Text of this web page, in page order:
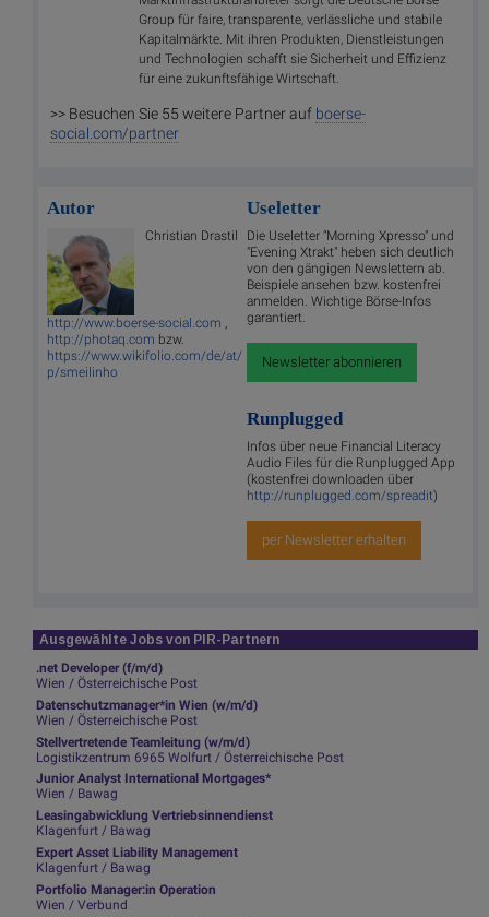
Group für faire, transparente, verlässliche und stabile
Kapitalmärkte. Mit ihren Produkten, Dienstleistungen
und Technologien schafft sie Sicherheit und Effizienz
für eine zukunftsfähige Wirtschaft.
>> Besuchen Sie 55 weitere Partner auf boerse-
social.com/partner
Autor
Christian Drastil
http://www.boerse-social.com ,
http://photaq.com bzw.
https://www.wikifolio.com/de/at/
p/smeilinho
Useletter
Die Useletter "Morning Xpresso" und
"Evening Xtrakt" heben sich deutlich
von den gängigen Newslettern ab.
Beispiele ansehen bzw. kostenfrei
anmelden. Wichtige Börse-Infos
garantiert.
Newsletter abonnieren
Runplugged
Infos über neue Financial Literacy
Audio Files für die Runplugged App
(kostenfrei downloaden über
http://runplugged.com/spreadit)
per Newsletter erhalten
Ausgewählte Jobs von PIR-Partnern
.net Developer (f/m/d)
Wien / Österreichische Post
Datenschutzmanager*in Wien (w/m/d)
Wien / Österreichische Post
Stellvertretende Teamleitung (w/m/d)
Logistikzentrum 6965 Wolfurt / Österreichische Post
Junior Analyst International Mortgages*
Wien / Bawag
Leasingabwicklung Vertriebsinnendienst
Klagenfurt / Bawag
Expert Asset Liability Management
Klagenfurt / Bawag
Portfolio Manager:in Operation
Wien / Verbund